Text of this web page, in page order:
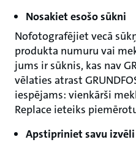
Nosakiet esošo sūkni
Nofotografējiet vecā
produkta numuru vai
jums ir sūknis, kas nav
vēlaties atrast
iespējams: vienkārši
Replace ieteiks
Apstipriniet savu izvēli